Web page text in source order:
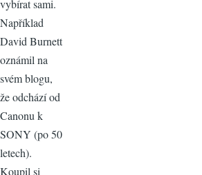
vybírat sami.
Například
David Burnett
oznámil na
svém blogu,
že odchází od
Canonu k
SONY (po 50
letech).
Koupil si